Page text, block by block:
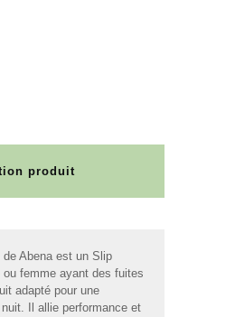
produit
de Abena est un Slip
femme ayant des fuites
adapté pour une
Il allie performance et